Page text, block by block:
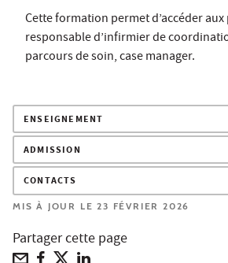
Cette formation permet d’accéder
responsable d’infirmier de
parcours de soin, case manager.
ENSEIGNEMENT
ADMISSION
CONTACTS
MIS À JOUR LE 23 FÉVRIER 2026
Partager cette page